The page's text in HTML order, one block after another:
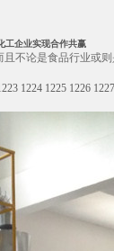
工企业实现合作共赢
不论是食品行业或
1224 1225 1226 1227